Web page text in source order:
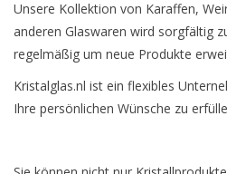
Unsere Kollektion von Karaffen,
anderen Glaswaren wird sorgfältig
regelmäßig um neue Produkte
Kristalglas.nl ist ein flexibles
Ihre persönlichen Wünsche zu